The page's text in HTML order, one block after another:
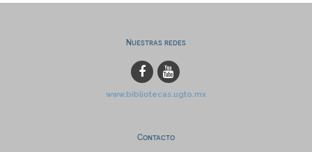
Nuestras redes
www.bibliotecas.ugto.mx
Contacto